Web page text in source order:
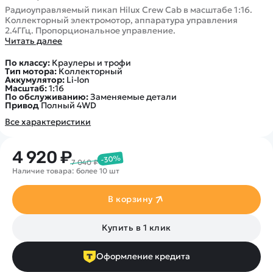
Радиоуправляемый пикап Hilux Crew Cab в масштабе 1:16.
Коллекторный электромотор, аппаратура управления
2.4ГГц. Пропорциональное управление.
Читать далее
По классу: Краулеры и трофи
Тип мотора:Коллекторный
Аккумулятор: Li-Ion
Масштаб:1:16
По обслуживанию:Заменяемые детали
ПриводПолный 4WD
Все характеристики
4 920 ₽7 040 ₽ -30%
Наличие товара: более 10 шт
В корзину
Купить в 1 клик
Оформление кредита